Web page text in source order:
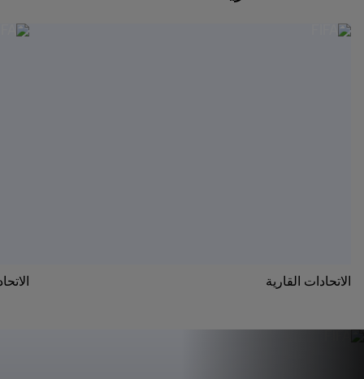
الاتحادات القارية